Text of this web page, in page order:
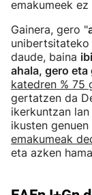
emakumeek
Gainera, gero "
unibertsitateko
daude, baina
ahala, gero
katedren % 75
gertatzen da
ikerkuntzan
ikusten
emakumeak
eta azken